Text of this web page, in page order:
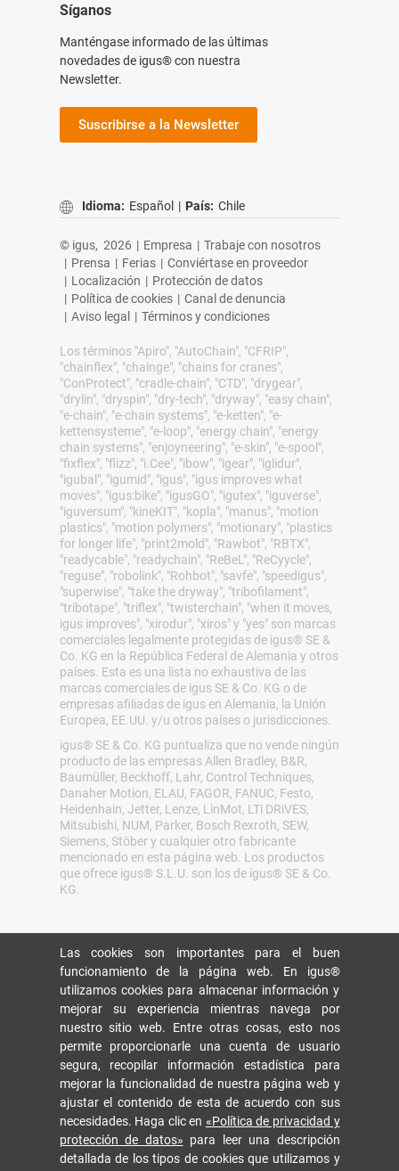
Síganos
Manténgase informado de las últimas
novedades de igus® con nuestra
Newsletter.
Suscribirse a la Newsletter
Idioma: Español | País: Chile
© igus, 2026 | Empresa | Trabaje con nosotros
| Prensa | Ferias | Conviértase en proveedor
| Localización | Protección de datos
| Política de cookies | Canal de denuncia
| Aviso legal | Términos y condiciones
Los términos "Apiro", "AutoChain", "CFRIP",
"chainflex", "chainge", "chains for cranes",
"ConProtect", "cradle-chain", "CTD", "drygear",
"drylin", "dryspin", "dry-tech", "dryway", "easy chain",
"e-chain", "e-chain systems", "e-ketten", "e-
kettensysteme", "e-loop", "energy chain", "energy
chain systems", "enjoyneering", "e-skin", "e-spool",
"fixflex", "flizz", "i.Cee", "ibow", "igear", "iglidur",
"igubal", "igumid", "igus", "igus improves what
moves", "igus:bike", "igusGO", "igutex", "iguverse",
"iguversum", "kineKIT", "kopla", "manus", "motion
plastics", "motion polymers", "motionary", "plastics
for longer life", "print2mold", "Rawbot", "RBTX",
"readycable", "readychain", "ReBeL", "ReCyycle",
"reguse", "robolink", "Rohbot", "savfe", "speedigus",
"superwise", "take the dryway", "tribofilament",
"tribotape", "triflex", "twisterchain", "when it moves,
igus improves", "xirodur", "xiros" y "yes" son marcas
comerciales legalmente protegidas de igus® SE &
Co. KG en la República Federal de Alemania y otros
países. Esta es una lista no exhaustiva de las
marcas comerciales de igus SE & Co. KG o de
empresas afiliadas de igus en Alemania, la Unión
Europea, EE.UU. y/u otros países o jurisdicciones.
igus® SE & Co. KG puntualiza que no vende ningún
producto de las empresas Allen Bradley, B&R,
Baumüller, Beckhoff, Lahr, Control Techniques,
Danaher Motion, ELAU, FAGOR, FANUC, Festo,
Heidenhain, Jetter, Lenze, LinMot, LTi DRiVES,
Mitsubishi, NUM, Parker, Bosch Rexroth, SEW,
Siemens, Stöber y cualquier otro fabricante
mencionado en esta página web. Los productos
que ofrece igus® S.L.U. son los de igus® SE & Co.
KG.
Las cookies son importantes para el buen
funcionamiento de la página web. En igus®
utilizamos cookies para almacenar información y
mejorar su experiencia mientras navega por
nuestro sitio web. Entre otras cosas, esto nos
permite proporcionarle una cuenta de usuario
segura, recopilar información estadística para
mejorar la funcionalidad de nuestra página web y
ajustar el contenido de esta de acuerdo con sus
necesidades. Haga clic en «Política de privacidad y
protección de datos» para leer una descripción
detallada de los tipos de cookies que utilizamos y